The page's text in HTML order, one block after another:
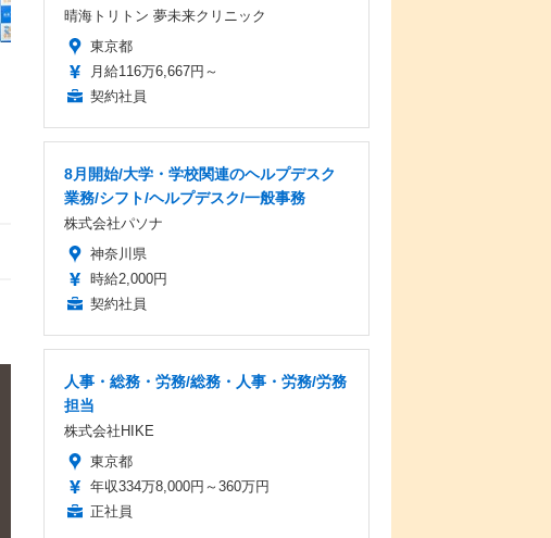
晴海トリトン 夢未来クリニック
東京都
月給116万6,667円～
契約社員
8月開始/大学・学校関連のヘルプデスク
業務/シフト/ヘルプデスク/一般事務
株式会社パソナ
神奈川県
時給2,000円
契約社員
人事・総務・労務/総務・人事・労務/労務
担当
株式会社HIKE
東京都
年収334万8,000円～360万円
正社員